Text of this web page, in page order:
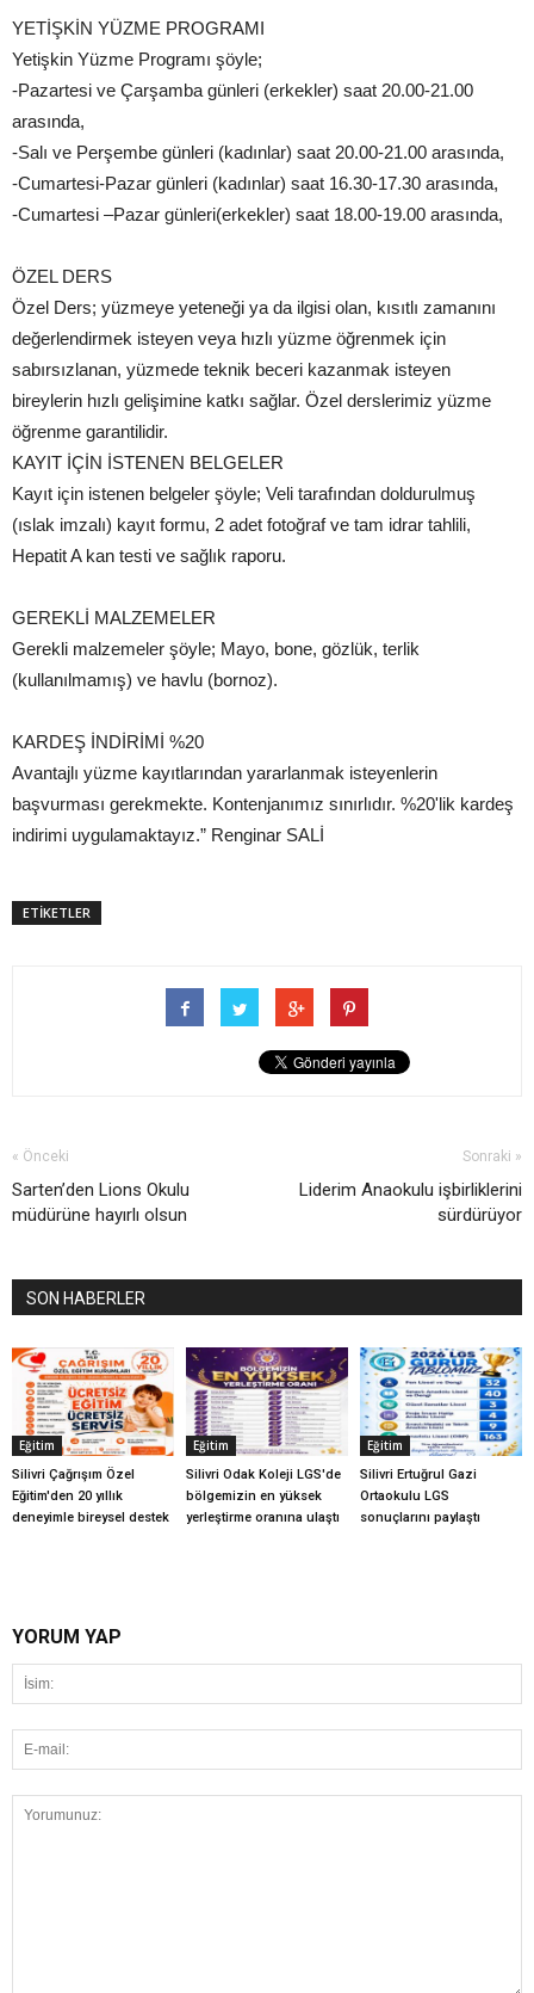
YETİŞKİN YÜZME PROGRAMI
Yetişkin Yüzme Programı şöyle;
-Pazartesi ve Çarşamba günleri (erkekler) saat 20.00-21.00
arasında,
-Salı ve Perşembe günleri (kadınlar) saat 20.00-21.00 arasında,
-Cumartesi-Pazar günleri (kadınlar) saat 16.30-17.30 arasında,
-Cumartesi –Pazar günleri(erkekler) saat 18.00-19.00 arasında,
ÖZEL DERS
Özel Ders; yüzmeye yeteneği ya da ilgisi olan, kısıtlı zamanını
değerlendirmek isteyen veya hızlı yüzme öğrenmek için
sabırsızlanan, yüzmede teknik beceri kazanmak isteyen
bireylerin hızlı gelişimine katkı sağlar. Özel derslerimiz yüzme
öğrenme garantilidir.
KAYIT İÇİN İSTENEN BELGELER
Kayıt için istenen belgeler şöyle; Veli tarafından doldurulmuş
(ıslak imzalı) kayıt formu, 2 adet fotoğraf ve tam idrar tahlili,
Hepatit A kan testi ve sağlık raporu.
GEREKLİ MALZEMELER
Gerekli malzemeler şöyle; Mayo, bone, gözlük, terlik
(kullanılmamış) ve havlu (bornoz).
KARDEŞ İNDİRİMİ %20
Avantajlı yüzme kayıtlarından yararlanmak isteyenlerin
başvurması gerekmekte. Kontenjanımız sınırlıdır. %20'lik kardeş
indirimi uygulamaktayız.” Renginar SALİ
ETİKETLER
« Önceki
Sarten’den Lions Okulu
müdürüne hayırlı olsun
Sonraki »
Liderim Anaokulu işbirliklerini
sürdürüyor
SON HABERLER
Eğitim
Silivri Çağrışım Özel
Eğitim'den 20 yıllık
deneyimle bireysel destek
Eğitim
Silivri Odak Koleji LGS'de
bölgemizin en yüksek
yerleştirme oranına ulaştı
Eğitim
Silivri Ertuğrul Gazi
Ortaokulu LGS
sonuçlarını paylaştı
YORUM YAP